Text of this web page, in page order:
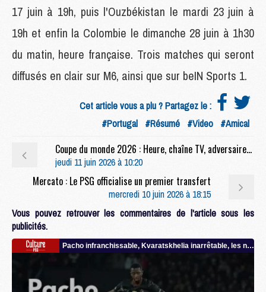
17 juin à 19h, puis l'Ouzbékistan le mardi 23 juin à
19h et enfin la Colombie le dimanche 28 juin à 1h30
du matin, heure française. Trois matches qui seront
diffusés en clair sur M6, ainsi que sur beIN Sports 1.
Cet article vous a plu ? Partagez le :
#Portugal #Résumé #Video #Amical
Coupe du monde 2026 : Heure, chaîne TV, adversaires, le calendrier complet des 16 Mondialistes du PSG
jeudi 11 juin 2026 à 10:20
Mercato : Le PSG officialise un premier transfert
mercredi 10 juin 2026 à 18:15
Vous pouvez retrouver les commentaires de l'article sous les
publicités.